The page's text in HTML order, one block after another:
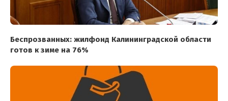
Беспрозванных: жилфонд Калининградской области
готов к зиме на 76%